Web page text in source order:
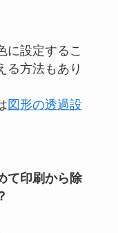
に設定するこ
る方法もあり
図形の透過設
て印刷から除